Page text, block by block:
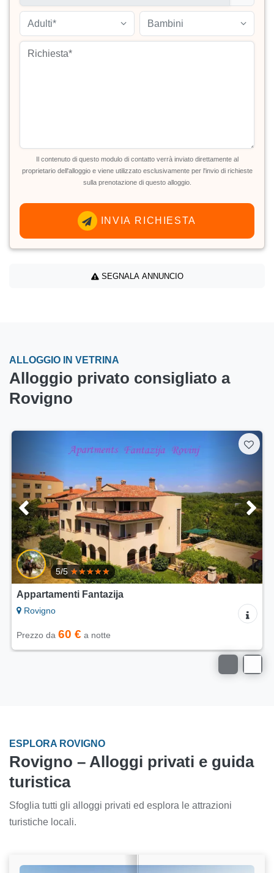
Adulti* Bambini
Il contenuto di questo modulo di contatto verrà inviato direttamente al
proprietario dell'alloggio e viene utilizzato esclusivamente per l'invio di richieste
sulla prenotazione di questo alloggio.
INVIA RICHIESTA
SEGNALA ANNUNCIO
ALLOGGIO IN VETRINA
Alloggio privato consigliato a
Rovigno
Appartamenti Modrušan
Rovigno
Prezzo da 60 €a notte
ESPLORA ROVIGNO
Rovigno – Alloggi privati e guida
turistica
Sfoglia tutti gli alloggi privati ed esplora le attrazioni
turistiche locali.